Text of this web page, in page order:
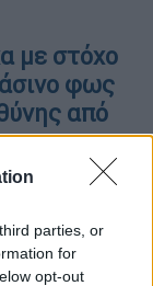
parties, or
for
opt-out
με στόχο
φως
από
σε
της